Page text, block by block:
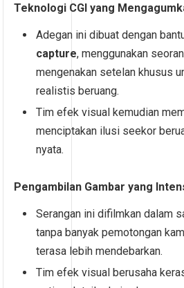
Teknologi CGI yang
Adegan ini dibuat dengan
capture, menggunakan
mengenakan setelan khusus
realistis beruang.
Tim efek visual kemudian
menciptakan ilusi seekor
nyata.
Pengambilan Gambar yang
Serangan ini difilmkan dalam
tanpa banyak pemotongan
terasa lebih mendebarkan.
Tim efek visual berusaha